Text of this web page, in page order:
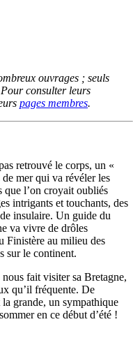
ouvrages ; seuls
consulter leurs
pages membres.
retrouvé le corps, un «
mer qui va révéler les
que l’on croyait oubliés
intrigants et touchants, des
insulaire. Un guide du
va vivre de drôles
Finistère au milieu des
sur le continent.
fait visiter sa Bretagne,
qu’il fréquente. De
grande, un sympathique
en ce début d’été !